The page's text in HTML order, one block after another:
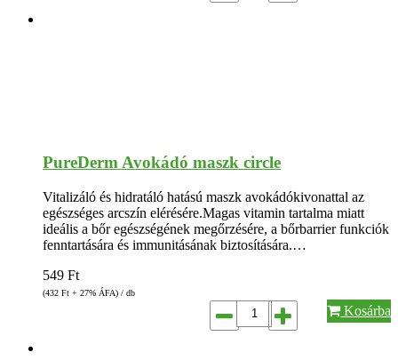
PureDerm Avokádó maszk circle
Vitalizáló és hidratáló hatású maszk avokádókivonattal az
egészséges arcszín elérésére.Magas vitamin tartalma miatt
ideális a bőr egészségének megőrzésére, a bőrbarrier funkciók
fenntartására és immunitásának biztosítására.…
549 Ft
(432 Ft + 27% ÁFA) / db
Kosárba